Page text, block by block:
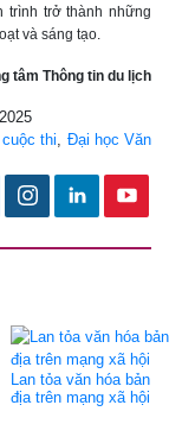
trình trở thành những
và sáng tạo.
tâm Thông tin du lịch
cuộc thi, Đại học Văn
Lan tỏa văn hóa bản
địa trên mạng xã hội